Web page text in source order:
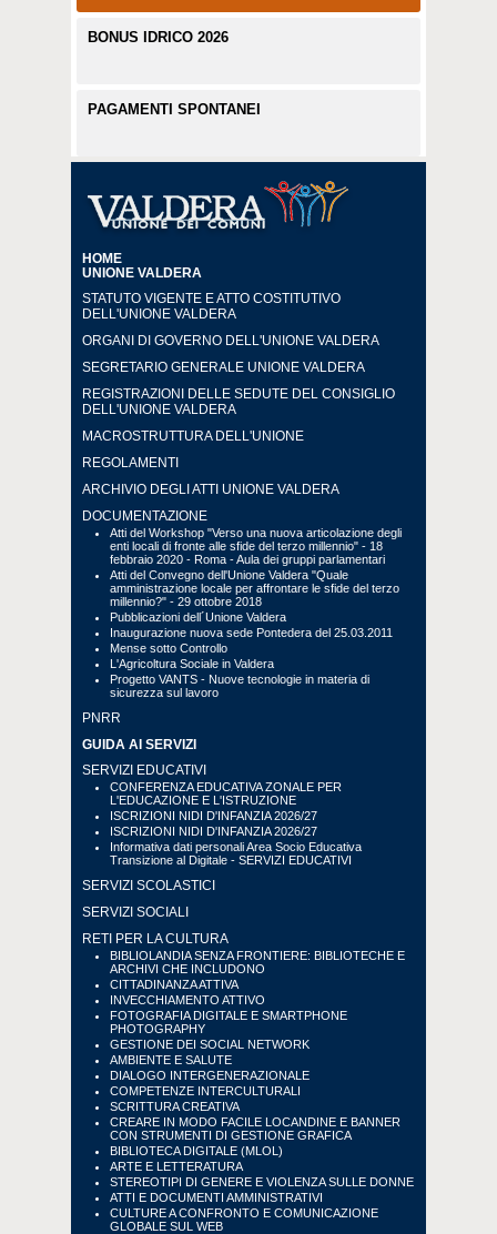
BONUS IDRICO 2026
PAGAMENTI SPONTANEI
HOME
UNIONE VALDERA
STATUTO VIGENTE E ATTO COSTITUTIVO
DELL'UNIONE VALDERA
ORGANI DI GOVERNO DELL'UNIONE VALDERA
SEGRETARIO GENERALE UNIONE VALDERA
REGISTRAZIONI DELLE SEDUTE DEL CONSIGLIO
DELL'UNIONE VALDERA
MACROSTRUTTURA DELL'UNIONE
REGOLAMENTI
ARCHIVIO DEGLI ATTI UNIONE VALDERA
DOCUMENTAZIONE
Atti del Workshop "Verso una nuova articolazione degli
enti locali di fronte alle sfide del terzo millennio" - 18
febbraio 2020 - Roma - Aula dei gruppi parlamentari
Atti del Convegno dell'Unione Valdera "Quale
amministrazione locale per affrontare le sfide del terzo
millennio?" - 29 ottobre 2018
Pubblicazioni dell´Unione Valdera
Inaugurazione nuova sede Pontedera del 25.03.2011
Mense sotto Controllo
L'Agricoltura Sociale in Valdera
Progetto VANTS - Nuove tecnologie in materia di
sicurezza sul lavoro
PNRR
GUIDA AI SERVIZI
SERVIZI EDUCATIVI
CONFERENZA EDUCATIVA ZONALE PER
L'EDUCAZIONE E L'ISTRUZIONE
ISCRIZIONI NIDI D'INFANZIA 2026/27
ISCRIZIONI NIDI D'INFANZIA 2026/27
Informativa dati personali Area Socio Educativa
Transizione al Digitale - SERVIZI EDUCATIVI
SERVIZI SCOLASTICI
SERVIZI SOCIALI
RETI PER LA CULTURA
BIBLIOLANDIA SENZA FRONTIERE: BIBLIOTECHE E
ARCHIVI CHE INCLUDONO
CITTADINANZA ATTIVA
INVECCHIAMENTO ATTIVO
FOTOGRAFIA DIGITALE E SMARTPHONE
PHOTOGRAPHY
GESTIONE DEI SOCIAL NETWORK
AMBIENTE E SALUTE
DIALOGO INTERGENERAZIONALE
COMPETENZE INTERCULTURALI
SCRITTURA CREATIVA
CREARE IN MODO FACILE LOCANDINE E BANNER
CON STRUMENTI DI GESTIONE GRAFICA
BIBLIOTECA DIGITALE (MLOL)
ARTE E LETTERATURA
STEREOTIPI DI GENERE E VIOLENZA SULLE DONNE
ATTI E DOCUMENTI AMMINISTRATIVI
CULTURE A CONFRONTO E COMUNICAZIONE
GLOBALE SUL WEB